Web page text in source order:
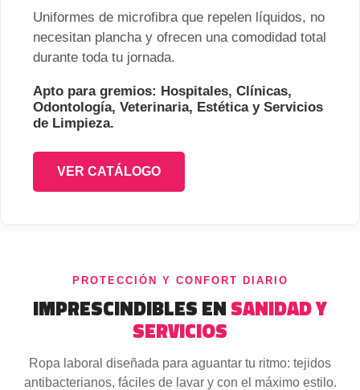
Uniformes de microfibra que repelen líquidos, no
necesitan plancha y ofrecen una comodidad total
durante toda tu jornada.
Apto para gremios: Hospitales, Clínicas,
Odontología, Veterinaria, Estética y Servicios
de Limpieza.
VER CATÁLOGO
PROTECCIÓN Y CONFORT DIARIO
IMPRESCINDIBLES ENSANIDAD Y
SERVICIOS
Ropa laboral diseñada para aguantar tu ritmo: tejidos
antibacterianos, fáciles de lavar y con el máximo estilo.